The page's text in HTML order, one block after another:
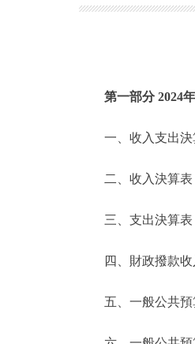
便民服
第一部分 2024
一、收入支出決
二、收入決算表
三、支出決算表
四、財政撥款收
五、一般公共預